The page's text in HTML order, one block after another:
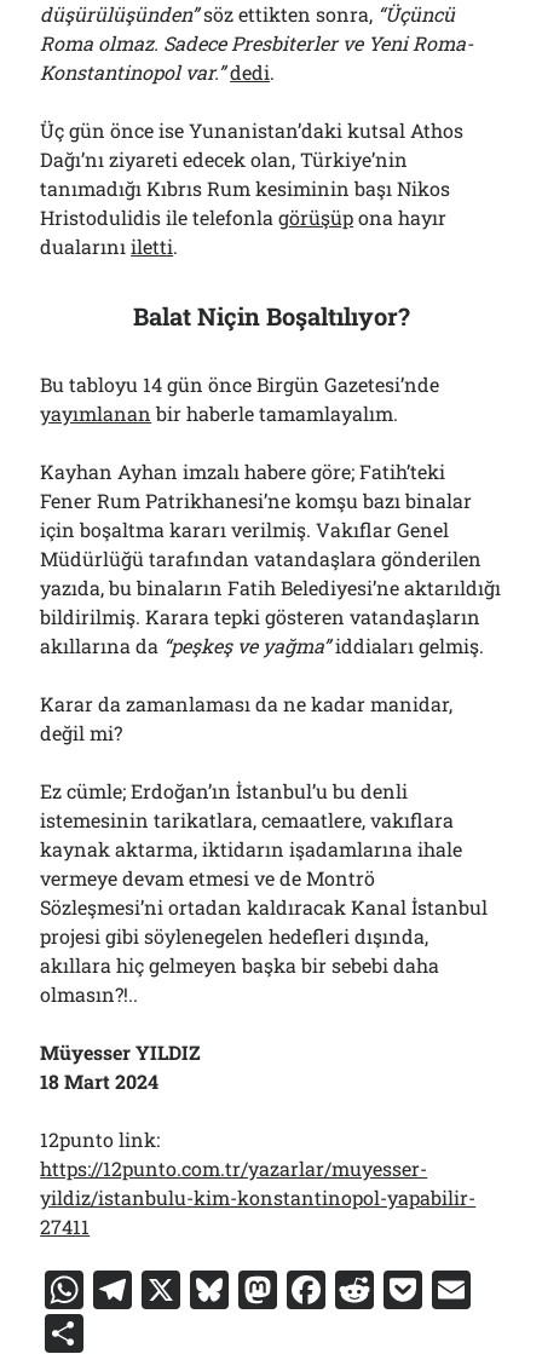
düşürülüşünden”söz ettikten sonra, “Üçüncü
Roma olmaz. Sadece Presbiterler ve Yeni Roma-
Konstantinopol var.”dedi.
Üç gün önce ise Yunanistan’daki kutsal Athos
Dağı’nı ziyareti edecek olan, Türkiye’nin
tanımadığı Kıbrıs Rum kesiminin başı Nikos
Hristodulidis ile telefonlagörüşüpona hayır
dualarınıiletti.
Balat Niçin Boşaltılıyor?
Bu tabloyu 14 gün önce Birgün Gazetesi’nde
yayımlanan bir haberle tamamlayalım.
Kayhan Ayhan imzalı habere göre; Fatih’teki
Fener Rum Patrikhanesi’ne komşu bazı binalar
için boşaltma kararı verilmiş. Vakıflar Genel
Müdürlüğü tarafından vatandaşlara gönderilen
yazıda, bu binaların Fatih Belediyesi’ne aktarıldığı
bildirilmiş. Karara tepki gösteren vatandaşların
akıllarına da “peşkeş ve yağma”iddiaları gelmiş.
Karar da zamanlaması da ne kadar manidar,
değil mi?
Ez cümle; Erdoğan’ın İstanbul’u bu denli
istemesinin tarikatlara, cemaatlere, vakıflara
kaynak aktarma, iktidarın işadamlarına ihale
vermeye devam etmesi ve de Montrö
Sözleşmesi’ni ortadan kaldıracak Kanal İstanbul
projesi gibi söylenegelen hedefleri dışında,
akıllara hiç gelmeyen başka bir sebebi daha
olmasın?!..
Müyesser YILDIZ
18 Mart 2024
12punto link:
https://12punto.com.tr/yazarlar/muyesser-
yildiz/istanbulu-kim-konstantinopol-yapabilir-
27411
W T X Bl M F R P